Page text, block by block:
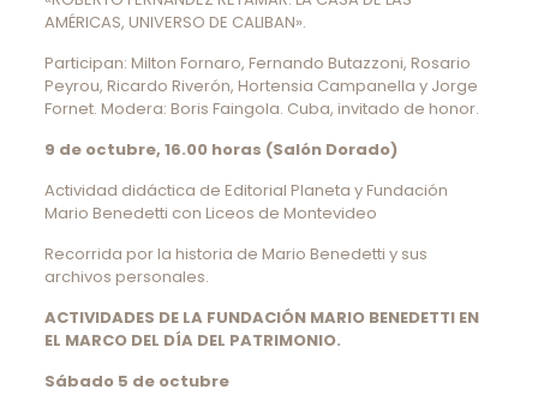
AMÉRICAS, UNIVERSO DE CALIBAN».
Participan: Milton Fornaro, Fernando Butazzoni, Rosario
Peyrou, Ricardo Riverón, Hortensia Campanella y Jorge
Fornet. Modera: Boris Faingola. Cuba, invitado de honor.
9 de octubre, 16.00 horas (Salón Dorado)
Actividad didáctica de Editorial Planeta y Fundación
Mario Benedetti con Liceos de Montevideo
Recorrida por la historia de Mario Benedetti y sus
archivos personales.
ACTIVIDADES DE LA FUNDACIÓN MARIO BENEDETTI EN
EL MARCO DEL DÍA DEL PATRIMONIO.
Sábado 5 de octubre